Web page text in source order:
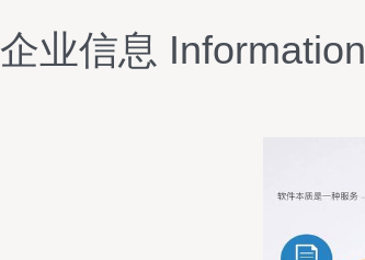
企业信息 Information